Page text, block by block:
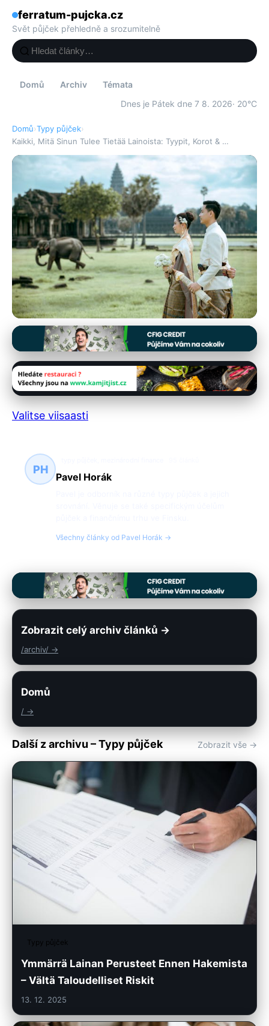
ferratum-pujcka.cz
Svět půjček přehledně a srozumitelně
Domů Archiv
Témata
Dnes je Pátek dne 7 8. 2026· 20°C
Domů›Typy půjček›
Kaikki, Mitä Sinun Tulee Tietää Lainoista: Tyypit, Korot & …
Typy půjček
Kaikki, Mitä Sinun Tulee Tietää
Lainoista: Tyypit, Korot & Vinkit
19. 11. 2025· 2 min čtení · Autor: Pavel Horák
Valitse viisaasti
PH
Pavel Horák
Všechny články od Pavel Horák →
Zobrazit celý archiv článků →
/archiv/ →
Domů
/ →
Další z archivu – Typy půjček Zobrazit vše →
Typy půjček
Ymmärrä Lainan Perusteet Ennen Hakemista
– Vältä Taloudelliset Riskit
13. 12. 2025